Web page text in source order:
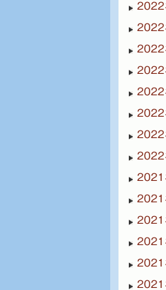
2022
2022
2022
2022
2022
2022
2022
2022
2021
2021
2021
2021
2021
2021